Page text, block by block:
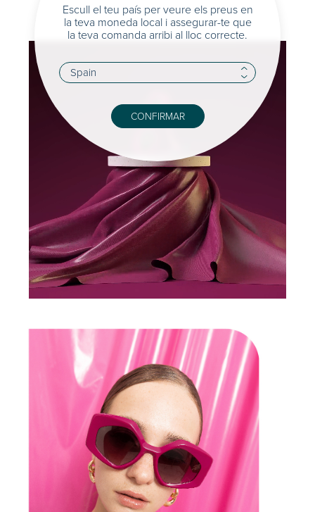
Escull el teu país per veure els preus en
la teva moneda local i assegurar-te que
la teva comanda arribi al lloc correcte.
CONFIRMAR